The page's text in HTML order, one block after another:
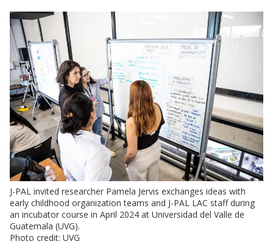
J-PAL invited researcher Pamela Jervis exchanges ideas with
early childhood organization teams and J-PAL LAC staff during
an incubator course in April 2024 at Universidad del Valle de
Guatemala (UVG).
Photo credit: UVG